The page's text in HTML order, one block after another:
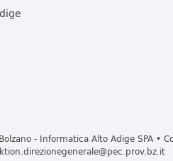
- Informatica Alto Adige SPA •